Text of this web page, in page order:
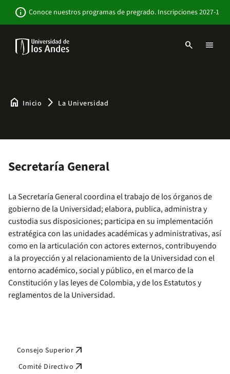
contenido
info Conoce nuestros programas de pregrado. Inscripciones 2027-1
search menu
home Inicio arrow_forward_ios La Universidad
Secretaría General
La Secretaría General coordina el trabajo de los órganos de
gobierno de la Universidad; elabora, publica, administra y
custodia sus disposiciones; participa en su implementación
estratégica con las unidades académicas y administrativas, así
como en la articulación con actores externos, contribuyendo
a la proyección y al relacionamiento de la Universidad con el
entorno académico, social y público, en el marco de la
Constitución y las leyes de Colombia, y de los Estatutos y
reglamentos de la Universidad.
Consejo Superior arrow_outward
Comité Directivo arrow_outward